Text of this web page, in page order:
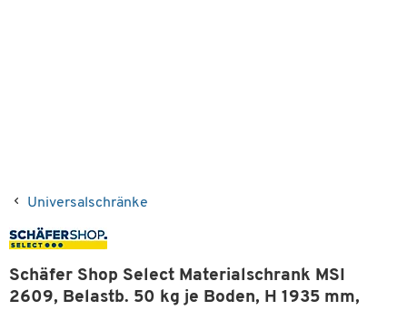
Universalschränke
Schäfer Shop Select Materialschrank MSI
2609, Belastb. 50 kg je Boden, H 1935 mm,